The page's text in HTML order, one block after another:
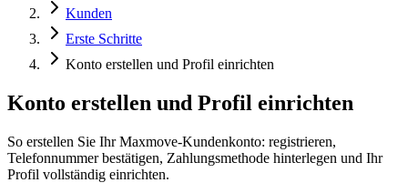
Kunden
Erste Schritte
Konto erstellen und Profil einrichten
Konto erstellen und Profil einrichten
So erstellen Sie Ihr Maxmove-Kundenkonto: registrieren,
Telefonnummer bestätigen, Zahlungsmethode hinterlegen und Ihr
Profil vollständig einrichten.